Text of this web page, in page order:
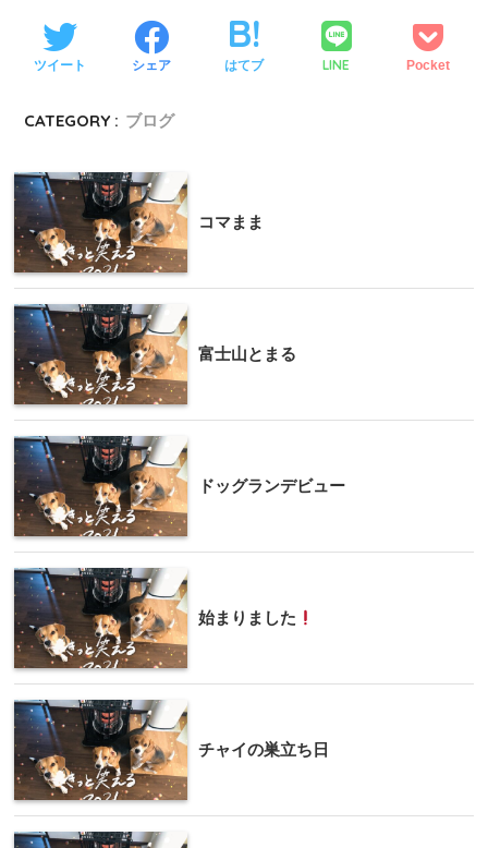
ツイート シェア はてブ LINE Pocket
CATEGORY : ブログ
コマまま
富士山とまる
ドッグランデビュー
始まりました
チャイの巣立ち日